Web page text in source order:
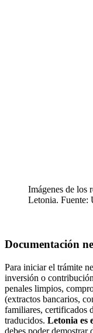
Imágenes de los
Letonia. Fuente:
Documentación
Para iniciar el trámite
inversión o
penales limpios,
(extractos bancarios,
familiares, certificados
traducidos. Letonia es
debes poder demostrar